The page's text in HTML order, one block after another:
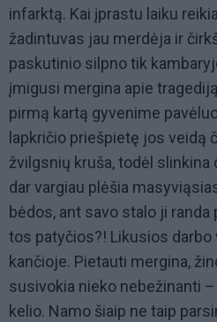
infarktą. Kai įprastu laiku
žadintuvas jau merdėja ir
paskutinio silpno tik
įmigusi mergina apie
pirmą kartą gyvenime
lapkričio priešpietę jos veidą
žvilgsnių kruša, todėl slinkina
dar vargiau plėšia
bėdos, ant savo stalo ji
tos patyčios?! Likusios darbo
kančioje. Pietauti mergina,
susivokia nieko nebežinanti
kelio. Namo šiaip ne taip